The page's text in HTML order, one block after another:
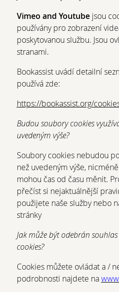
Vimeo and Youtubejsou
používány pro zobrazení
poskytovanou službu. Jsou
stranami.
Bookassist uvádí detailní
používá zde:
https://bookassist.org/
Budou soubory cookies
uvedeným výše?
Soubory cookies nebudou
než uvedeným výše,
mohou čas od času měnit.
přečíst si nejaktuálnější
použijete naše služby nebo
stránky
Jak může být odebrán
cookies?
Cookies můžete ovládat a /
podrobnosti najdete na